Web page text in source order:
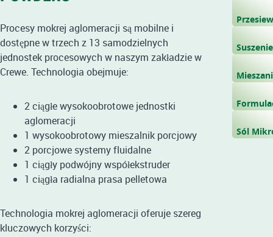
Procesy mokrej aglomeracji są mobilne i
dostępne w trzech z 13 samodzielnych
jednostek procesowych w naszym zakładzie w
Crewe. Technologia obejmuje:
2 ciągłe wysokoobrotowe jednostki
aglomeracji
1 wysokoobrotowy mieszalnik porcjowy
2 porcjowe systemy fluidalne
1 ciągły podwójny współekstruder
1 ciągła radialna prasa pelletowa
Technologia mokrej aglomeracji oferuje szereg
kluczowych korzyści:
Suszenie
Sól